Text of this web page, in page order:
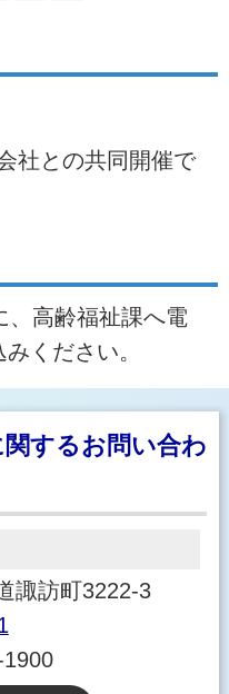
社との共同開催で
、高齢福祉課へ電
ください。
するお問い合わ
諏訪町3222-3